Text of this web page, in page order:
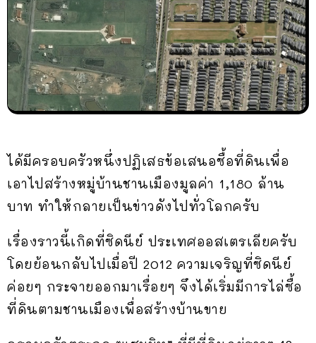
ได้มีครอบครัวหนึ่งปฏิเสธข้อเสนอซื้อที่ดินเพื่อ
เอาไปสร้างหมู่บ้านชานเมืองมูลค่า 1,180 ล้าน
บาท ทำให้กลายเป็นข่าวดังไปทั่วโลกครับ
เรื่องราวนี้เกิดที่ซิดนีย์ ประเทศออสเตรเลียครับ
โดยย้อนกลับไปเมื่อปี 2012 ความเจริญที่ซิดนีย์
ค่อยๆ กระจายออกมาเรื่อยๆ จึงได้เริ่มมีการไล่ซื้อ
ที่ดินตามชานเมืองเพื่อสร้างบ้านขาย